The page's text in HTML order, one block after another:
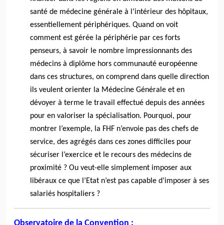
santé de médecine générale à l’intérieur des hôpitaux,
essentiellement périphériques. Quand on voit
comment est gérée la périphérie par ces forts
penseurs, à savoir le nombre impressionnants des
médecins à diplôme hors communauté européenne
dans ces structures, on comprend dans quelle direction
ils veulent orienter la Médecine Générale et en
dévoyer à terme le travail effectué depuis des années
pour en valoriser la spécialisation. Pourquoi, pour
montrer l’exemple, la FHF n’envoie pas des chefs de
service, des agrégés dans ces zones difficiles pour
sécuriser l’exercice et le recours des médecins de
proximité ? Ou veut-elle simplement imposer aux
libéraux ce que l’Etat n’est pas capable d’imposer à ses
salariés hospitaliers ?
Observatoire de la Convention :